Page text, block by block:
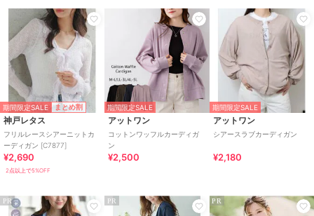
期間限定SALE まとめ割
神戸レタス
フリルレースシアーニットカ
ーディガン [C7877]
¥2,690
2点以上で5%OFF
期間限定SALE
アットワン
コットンワッフルカーディガ
ン
¥2,500
期間限定SALE
アットワン
シアースラブカーディガン
¥2,180
PR PR PR